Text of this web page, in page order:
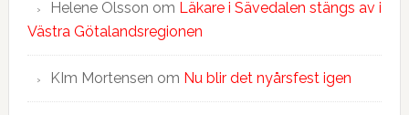
Helene Olsson om Läkare i Sävedalen stängs av i
Västra Götalandsregionen
KIm Mortensen om Nu blir det nyårsfest igen